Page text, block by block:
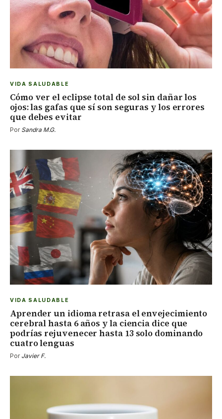
VIDA SALUDABLE
Cómo ver el eclipse total de sol sin dañar los
ojos: las gafas que sí son seguras y los errores
que debes evitar
Por Sandra M.G.
VIDA SALUDABLE
Aprender un idioma retrasa el envejecimiento
cerebral hasta 6 años y la ciencia dice que
podrías rejuvenecer hasta 13 solo dominando
cuatro lenguas
Por Javier F.